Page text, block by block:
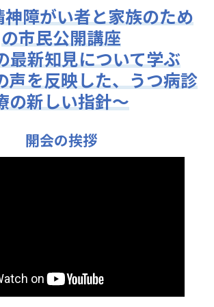
障がい者と家族のため
の市民公開講座
最新知見について学ぶ
声を反映した、うつ病診
の新しい指針～
開会の挨拶